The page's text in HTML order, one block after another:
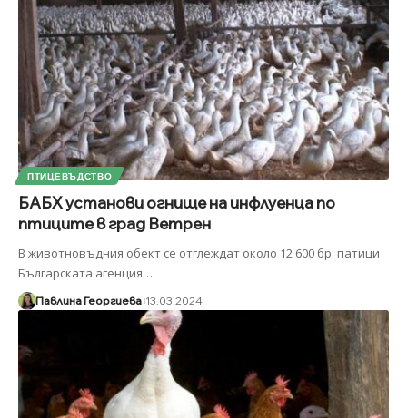
ПТИЦЕВЪДСТВО
БАБХ установи огнище на инфлуенца по
птиците в град Ветрен
В животновъдния обект се отглеждат около 12 600 бр. патици
Българската агенция…
Павлина Георгиева 13.03.2024